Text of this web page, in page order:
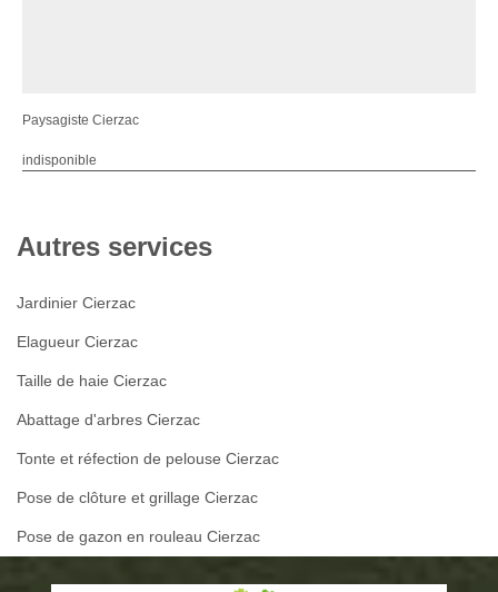
Paysagiste Cierzac
indisponible
Autres services
Jardinier Cierzac
Elagueur Cierzac
Taille de haie Cierzac
Abattage d'arbres Cierzac
Tonte et réfection de pelouse Cierzac
Pose de clôture et grillage Cierzac
Pose de gazon en rouleau Cierzac